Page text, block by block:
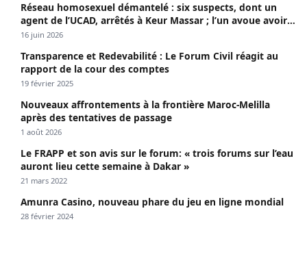
Réseau homosexuel démantelé : six suspects, dont un
agent de l’UCAD, arrêtés à Keur Massar ; l’un avoue avoir
propagé le VIH depuis 2018
16 juin 2026
Transparence et Redevabilité : Le Forum Civil réagit au
rapport de la cour des comptes
19 février 2025
Nouveaux affrontements à la frontière Maroc-Melilla
après des tentatives de passage
1 août 2026
Le FRAPP et son avis sur le forum: « trois forums sur l’eau
auront lieu cette semaine à Dakar »
21 mars 2022
Amunra Casino, nouveau phare du jeu en ligne mondial
28 février 2024